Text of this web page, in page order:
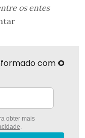
os entes
com O
obter mais